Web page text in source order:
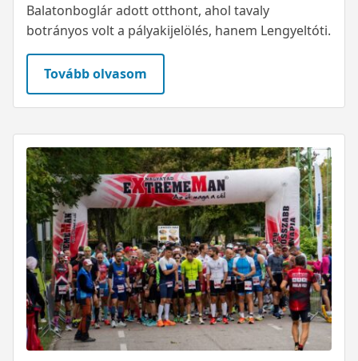
Balatonboglár adott otthont, ahol tavaly
botrányos volt a pályakijelölés, hanem Lengyeltóti.
Tovább olvasom